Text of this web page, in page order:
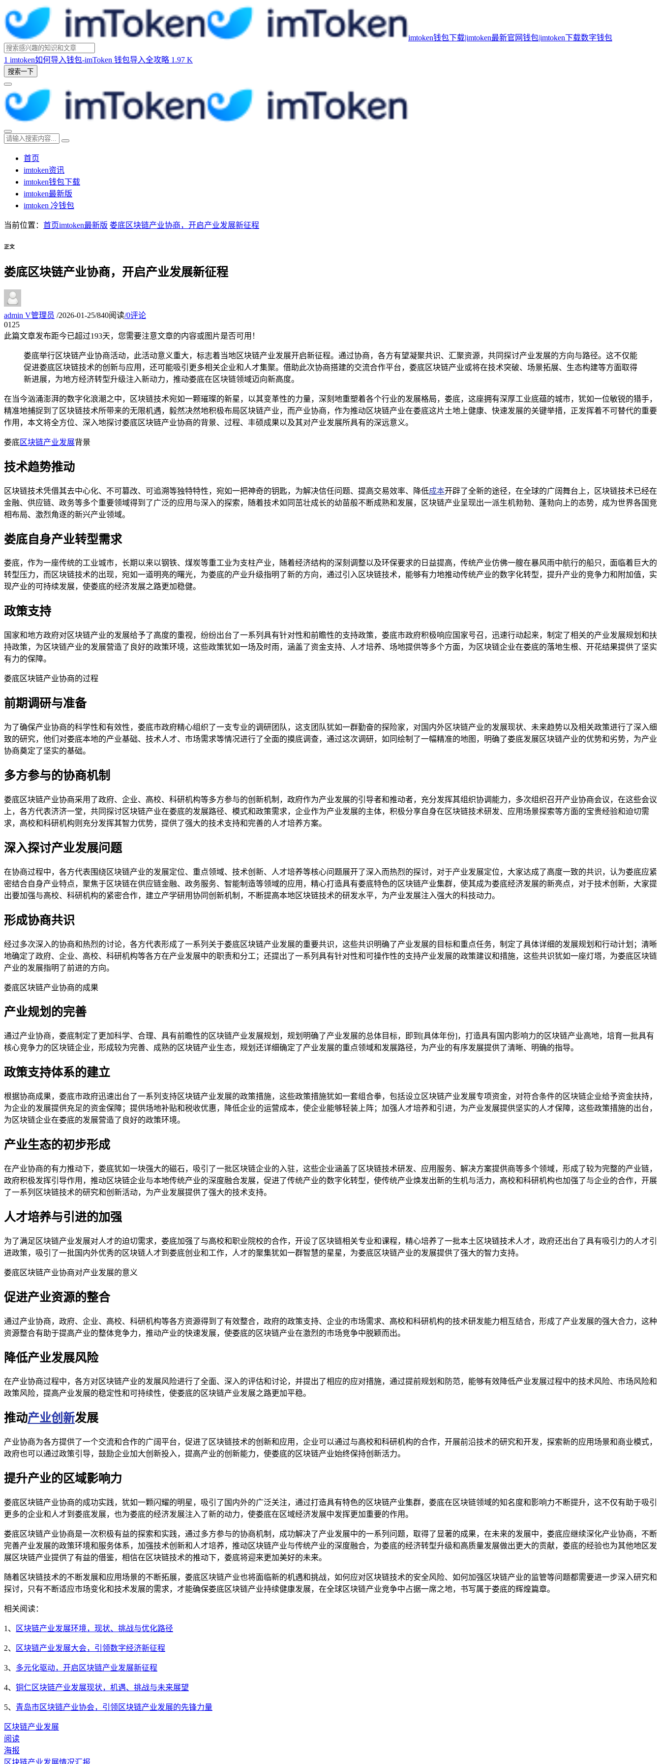
imtoken钱包下载|imtoken最新官网钱包|imtoken下载数字钱包
1 imtoken如何导入钱包-imToken 钱包导入全攻略 1.97 K
搜索一下
首页
imtoken资讯
imtoken钱包下载
imtoken最新版
imtoken 冷钱包
当前位置： 首页imtoken最新版 娄底区块链产业协商，开启产业发展新征程
正文
娄底区块链产业协商，开启产业发展新征程
admin V管理员 /2026-01-25/840阅读/0评论
01 25
此篇文章发布距今已超过193天，您需要注意文章的内容或图片是否可用！
娄底举行区块链产业协商活动，此活动意义重大，标志着当地区块链产业发展开启新征程。通过协商，各方有望凝聚共识、汇聚资源，共同探讨产业发展的方向与路径。这不仅能
促进娄底区块链技术的创新与应用，还可能吸引更多相关企业和人才集聚。借助此次协商搭建的交流合作平台，娄底区块链产业或将在技术突破、场景拓展、生态构建等方面取得
新进展，为地方经济转型升级注入新动力，推动娄底在区块链领域迈向新高度。
在当今汹涌澎湃的数字化浪潮之中，区块链技术宛如一颗璀璨的新星，以其变革性的力量，深刻地重塑着各个行业的发展格局，娄底，这座拥有深厚工业底蕴的城市，犹如一位敏锐的猎手，
精准地捕捉到了区块链技术所带来的无限机遇，毅然决然地积极布局区块链产业，而产业协商，作为推动区块链产业在娄底这片土地上健康、快速发展的关键举措，正发挥着不可替代的重要
作用，本文将全方位、深入地探讨娄底区块链产业协商的背景、过程、丰硕成果以及其对产业发展所具有的深远意义。
娄底区块链产业发展背景
技术趋势推动
区块链技术凭借其去中心化、不可篡改、可追溯等独特特性，宛如一把神奇的钥匙，为解决信任问题、提高交易效率、降低成本开辟了全新的途径，在全球的广阔舞台上，区块链技术已经在
金融、供应链、政务等多个重要领域得到了广泛的应用与深入的探索，随着技术如同茁壮成长的幼苗般不断成熟和发展，区块链产业呈现出一派生机勃勃、蓬勃向上的态势，成为世界各国竞
相布局、激烈角逐的新兴产业领域。
娄底自身产业转型需求
娄底，作为一座传统的工业城市，长期以来以钢铁、煤炭等重工业为支柱产业，随着经济结构的深刻调整以及环保要求的日益提高，传统产业仿佛一艘在暴风雨中航行的船只，面临着巨大的
转型压力，而区块链技术的出现，宛如一道明亮的曙光，为娄底的产业升级指明了新的方向，通过引入区块链技术，能够有力地推动传统产业的数字化转型，提升产业的竞争力和附加值，实
现产业的可持续发展，使娄底的经济发展之路更加稳健。
政策支持
国家和地方政府对区块链产业的发展给予了高度的重视，纷纷出台了一系列具有针对性和前瞻性的支持政策，娄底市政府积极响应国家号召，迅速行动起来，制定了相关的产业发展规划和扶
持政策，为区块链产业的发展营造了良好的政策环境，这些政策犹如一场及时雨，涵盖了资金支持、人才培养、场地提供等多个方面，为区块链企业在娄底的落地生根、开花结果提供了坚实
有力的保障。
娄底区块链产业协商的过程
前期调研与准备
为了确保产业协商的科学性和有效性，娄底市政府精心组织了一支专业的调研团队，这支团队犹如一群勤奋的探险家，对国内外区块链产业的发展现状、未来趋势以及相关政策进行了深入细
致的研究，他们对娄底本地的产业基础、技术人才、市场需求等情况进行了全面的摸底调查，通过这次调研，如同绘制了一幅精准的地图，明确了娄底发展区块链产业的优势和劣势，为产业
协商奠定了坚实的基础。
多方参与的协商机制
娄底区块链产业协商采用了政府、企业、高校、科研机构等多方参与的创新机制，政府作为产业发展的引导者和推动者，充分发挥其组织协调能力，多次组织召开产业协商会议，在这些会议
上，各方代表济济一堂，共同探讨区块链产业在娄底的发展路径、模式和政策需求，企业作为产业发展的主体，积极分享自身在区块链技术研发、应用场景探索等方面的宝贵经验和迫切需
求，高校和科研机构则充分发挥其智力优势，提供了强大的技术支持和完善的人才培养方案。
深入探讨产业发展问题
在协商过程中，各方代表围绕区块链产业的发展定位、重点领域、技术创新、人才培养等核心问题展开了深入而热烈的探讨，对于产业发展定位，大家达成了高度一致的共识，认为娄底应紧
密结合自身产业特点，聚焦于区块链在供应链金融、政务服务、智能制造等领域的应用，精心打造具有娄底特色的区块链产业集群，使其成为娄底经济发展的新亮点，对于技术创新，大家提
出要加强与高校、科研机构的紧密合作，建立产学研用协同创新机制，不断提高本地区块链技术的研发水平，为产业发展注入强大的科技动力。
形成协商共识
经过多次深入的协商和热烈的讨论，各方代表形成了一系列关于娄底区块链产业发展的重要共识，这些共识明确了产业发展的目标和重点任务，制定了具体详细的发展规划和行动计划；清晰
地确定了政府、企业、高校、科研机构等各方在产业发展中的职责和分工；还提出了一系列具有针对性和可操作性的支持产业发展的政策建议和措施，这些共识犹如一座灯塔，为娄底区块链
产业的发展指明了前进的方向。
娄底区块链产业协商的成果
产业规划的完善
通过产业协商，娄底制定了更加科学、合理、具有前瞻性的区块链产业发展规划，规划明确了产业发展的总体目标，即到[具体年份]，打造具有国内影响力的区块链产业高地，培育一批具有
核心竞争力的区块链企业，形成较为完善、成熟的区块链产业生态，规划还详细确定了产业发展的重点领域和发展路径，为产业的有序发展提供了清晰、明确的指导。
政策支持体系的建立
根据协商成果，娄底市政府迅速出台了一系列支持区块链产业发展的政策措施，这些政策措施犹如一套组合拳，包括设立区块链产业发展专项资金，对符合条件的区块链企业给予资金扶持，
为企业的发展提供充足的资金保障；提供场地补贴和税收优惠，降低企业的运营成本，使企业能够轻装上阵；加强人才培养和引进，为产业发展提供坚实的人才保障，这些政策措施的出台，
为区块链企业在娄底的发展营造了良好的政策环境。
产业生态的初步形成
在产业协商的有力推动下，娄底犹如一块强大的磁石，吸引了一批区块链企业的入驻，这些企业涵盖了区块链技术研发、应用服务、解决方案提供商等多个领域，形成了较为完整的产业链，
政府积极发挥引导作用，推动区块链企业与本地传统产业的深度融合发展，促进了传统产业的数字化转型，使传统产业焕发出新的生机与活力，高校和科研机构也加强了与企业的合作，开展
了一系列区块链技术的研究和创新活动，为产业发展提供了强大的技术支持。
人才培养与引进的加强
为了满足区块链产业发展对人才的迫切需求，娄底加强了与高校和职业院校的合作，开设了区块链相关专业和课程，精心培养了一批本土区块链技术人才，政府还出台了具有吸引力的人才引
进政策，吸引了一批国内外优秀的区块链人才到娄底创业和工作，人才的聚集犹如一群智慧的星星，为娄底区块链产业的发展提供了强大的智力支持。
娄底区块链产业协商对产业发展的意义
促进产业资源的整合
通过产业协商，政府、企业、高校、科研机构等各方资源得到了有效整合，政府的政策支持、企业的市场需求、高校和科研机构的技术研发能力相互结合，形成了产业发展的强大合力，这种
资源整合有助于提高产业的整体竞争力，推动产业的快速发展，使娄底的区块链产业在激烈的市场竞争中脱颖而出。
降低产业发展风险
在产业协商过程中，各方对区块链产业的发展风险进行了全面、深入的评估和讨论，并提出了相应的应对措施，通过提前规划和防范，能够有效降低产业发展过程中的技术风险、市场风险和
政策风险，提高产业发展的稳定性和可持续性，使娄底的区块链产业发展之路更加平稳。
推动产业创新发展
产业协商为各方提供了一个交流和合作的广阔平台，促进了区块链技术的创新和应用，企业可以通过与高校和科研机构的合作，开展前沿技术的研究和开发，探索新的应用场景和商业模式，
政府也可以通过政策引导，鼓励企业加大创新投入，提高产业的创新能力，使娄底的区块链产业始终保持创新活力。
提升产业的区域影响力
娄底区块链产业协商的成功实践，犹如一颗闪耀的明星，吸引了国内外的广泛关注，通过打造具有特色的区块链产业集群，娄底在区块链领域的知名度和影响力不断提升，这不仅有助于吸引
更多的企业和人才到娄底发展，也为娄底的经济发展注入了新的动力，使娄底在区域经济发展中发挥更加重要的作用。
娄底区块链产业协商是一次积极有益的探索和实践，通过多方参与的协商机制，成功解决了产业发展中的一系列问题，取得了显著的成果，在未来的发展中，娄底应继续深化产业协商，不断
完善产业发展的政策环境和服务体系，加强技术创新和人才培养，推动区块链产业与传统产业的深度融合，为娄底的经济转型升级和高质量发展做出更大的贡献，娄底的经验也为其他地区发
展区块链产业提供了有益的借鉴，相信在区块链技术的推动下，娄底将迎来更加美好的未来。
随着区块链技术的不断发展和应用场景的不断拓展，娄底区块链产业也将面临新的机遇和挑战，如何应对区块链技术的安全风险、如何加强区块链产业的监管等问题都需要进一步深入研究和
探讨，只有不断适应市场变化和技术发展的需求，才能确保娄底区块链产业持续健康发展，在全球区块链产业竞争中占据一席之地，书写属于娄底的辉煌篇章。
相关阅读：
1、 区块链产业发展环境，现状、挑战与优化路径
2、 区块链产业发展大会，引领数字经济新征程
3、 多元化驱动，开启区块链产业发展新征程
4、 铜仁区块链产业发展现状，机遇、挑战与未来展望
5、 青岛市区块链产业协会，引领区块链产业发展的先锋力量
区块链产业发展
阅读
海报
区块链产业发展情况汇报